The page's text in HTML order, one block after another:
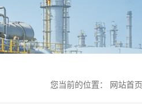
您当前的位置： 网站首页